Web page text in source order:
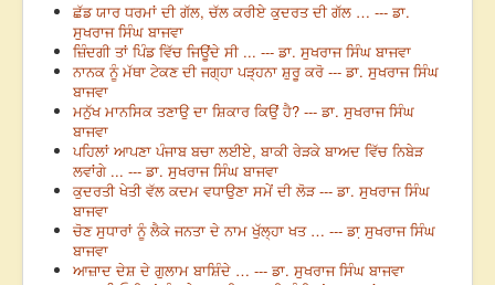
ਛੱਡ ਯਾਰ ਧਰਮਾਂ ਦੀ ਗੱਲ, ਚੱਲ ਕਰੀਏ ਕੁਦਰਤ ਦੀ ਗੱਲ … --- ਡਾ.
ਸੁਖਰਾਜ ਸਿੰਘ ਬਾਜਵਾ
ਜ਼ਿੰਦਗੀ ਤਾਂ ਪਿੰਡ ਵਿੱਚ ਜਿਊਂਦੇ ਸੀ ... --- ਡਾ. ਸੁਖਰਾਜ ਸਿੰਘ ਬਾਜਵਾ
ਨਾਨਕ ਨੂੰ ਮੱਥਾ ਟੇਕਣ ਦੀ ਜਗ੍ਹਾ ਪੜ੍ਹਨਾ ਸ਼ੁਰੂ ਕਰੋ --- ਡਾ. ਸੁਖਰਾਜ ਸਿੰਘ
ਬਾਜਵਾ
ਮਨੁੱਖ ਮਾਨਸਿਕ ਤਣਾਉ ਦਾ ਸ਼ਿਕਾਰ ਕਿਉਂ ਹੈ? --- ਡਾ. ਸੁਖਰਾਜ ਸਿੰਘ
ਬਾਜਵਾ
ਪਹਿਲਾਂ ਆਪਣਾ ਪੰਜਾਬ ਬਚਾ ਲਈਏ, ਬਾਕੀ ਰੇੜਕੇ ਬਾਅਦ ਵਿੱਚ ਨਿਬੇੜ
ਲਵਾਂਗੇ ... --- ਡਾ. ਸੁਖਰਾਜ ਸਿੰਘ ਬਾਜਵਾ
ਕੁਦਰਤੀ ਖੇਤੀ ਵੱਲ ਕਦਮ ਵਧਾਉਣਾ ਸਮੇਂ ਦੀ ਲੋੜ --- ਡਾ. ਸੁਖਰਾਜ ਸਿੰਘ
ਬਾਜਵਾ
ਚੋਣ ਸੁਧਾਰਾਂ ਨੂੰ ਲੈਕੇ ਜਨਤਾ ਦੇ ਨਾਮ ਖੁੱਲ੍ਹਾ ਖਤ … --- ਡਾ਼ ਸੁਖਰਾਜ ਸਿੰਘ
ਬਾਜਵਾ
ਆਜ਼ਾਦ ਦੇਸ਼ ਦੇ ਗੁਲਾਮ ਬਾਸ਼ਿੰਦੇ … --- ਡਾ. ਸੁਖਰਾਜ ਸਿੰਘ ਬਾਜਵਾ